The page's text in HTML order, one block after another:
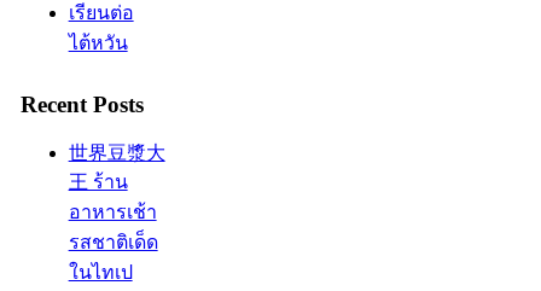
เรียนต่อ
ไต้หวัน
Recent Posts
世界豆漿大
王 ร้าน
อาหารเช้า
รสชาติเด็ด
ในไทเป